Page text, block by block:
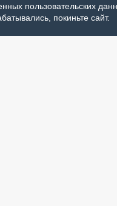
пользовательских
покиньте сайт.